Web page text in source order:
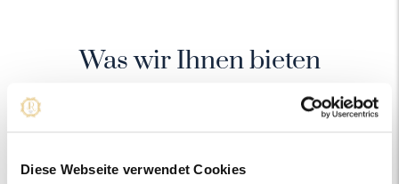
Diese Webseite verwendet Cookies
Was wir Ihnen bieten